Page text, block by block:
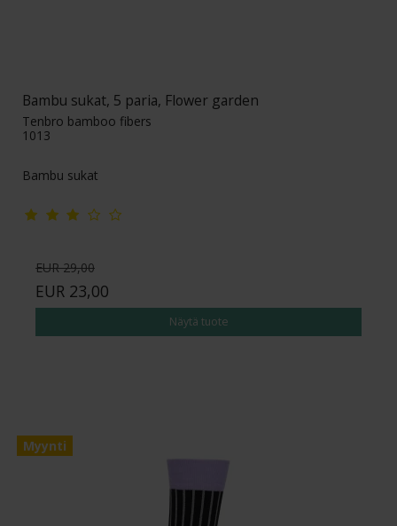
Bambu sukat, 5 paria, Flower garden
Tenbro bamboo fibers
1013
Bambu sukat
EUR 29,00
EUR 23,00
Näytä tuote
Myynti